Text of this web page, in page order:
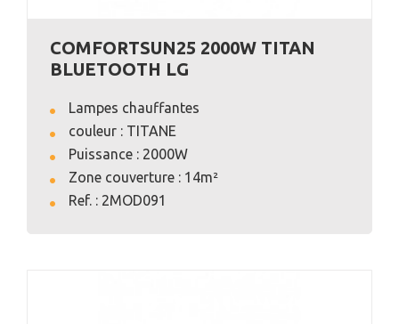
COMFORTSUN25 2000W TITAN
BLUETOOTH LG
Lampes chauffantes
couleur : TITANE
Puissance : 2000W
Zone couverture : 14m²
Ref. : 2MOD091